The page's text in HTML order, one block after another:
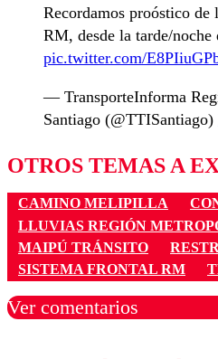
Recordamos proóstico
RM, desde la tarde/noche
pic.twitter.com/
— TransporteInforma
Santiago (@TTISantiago)
OTROS TEMAS A
CAMINO MELIPILLA
LLUVIAS REGIÓN
MAIPÚ TRÁNSITO
SISTEMA FRONTAL RM
Ver comentarios